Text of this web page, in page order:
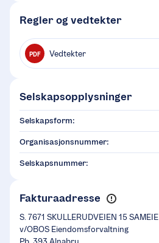
Regler og vedtekter
PDF Vedtekter
Selskapsopplysninger
Selskapsform:
Organisasjonsnummer:
Selskapsnummer:
Fakturaadresse
S. 7671 SKULLERUDVEIEN 15 SAMEIE
v/OBOS Eiendomsforvaltning